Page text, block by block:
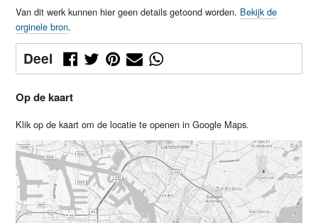
Van dit werk kunnen hier geen details getoond worden. Bekijk de
orginele bron.
Deel
Op de kaart
Klik op de kaart om de locatie te openen in Google Maps.